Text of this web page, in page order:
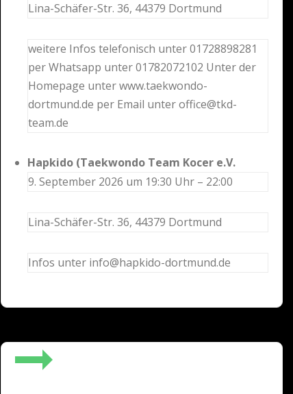
Lina-Schäfer-Str. 36, 44379 Dortmund
weitere Infos telefonisch unter 01728898281
per Whatsapp unter 01782072102 Unter der
Homepage unter www.taekwondo-
dortmund.de per Email unter office@tkd-
team.de
Hapkido (Taekwondo Team Kocer e.V.
9. September 2026 um 19:30 Uhr – 22:00
Lina-Schäfer-Str. 36, 44379 Dortmund
Infos unter info@hapkido-dortmund.de